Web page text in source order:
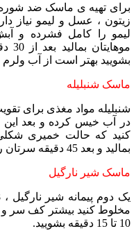
برای تهیه ی ماسک ضد
زیتون ، عسل و لیمو نیاز
لیمو را کامل فشرده و
بشویید بهتر است از آب
ماسک شنبلیله
شنبلیله مواد مغذی برای
در آب خیس کرده و بعد
کنید که حالت خمیری
بمالید و بعد 45 دقیقه سرتان را با شامپو بشویید.
ماسک شیر نارگیل
مخلوط کنید بیشتر کف سر و
10 تا 15 دقیقه بشویید.